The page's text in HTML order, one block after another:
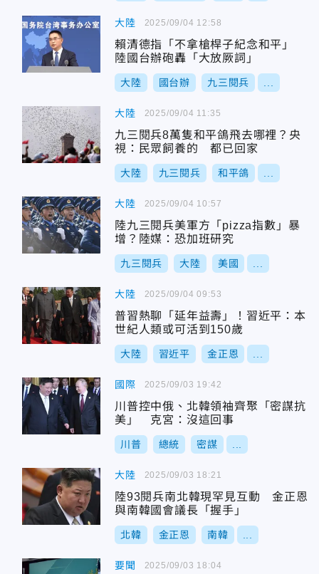
大陸
賴清德指「不拿槍桿子紀念和平」
陸國台辦砲轟「大放厥詞」
大陸 國台辦 九三閱兵
2025/09/04 12:58
大陸
九三閱兵8萬隻和平鴿飛去哪裡？央
視：民眾飼養的 都已回家
大陸 九三閱兵 和平鴿
2025/09/04 11:35
大陸
陸九三閱兵美軍方「pizza指數」暴
增？陸媒：恐加班研究
九三閱兵 大陸 美國
2025/09/04 10:57
大陸
普習熱聊「延年益壽」！習近平：本
世紀人類或可活到150歲
大陸 習近平 金正恩
2025/09/04 09:53
國際
川普控中俄、北韓領袖齊聚「密謀抗
美」 克宮：沒這回事
川普 總統 密謀
2025/09/03 19:42
大陸
陸93閱兵南北韓現罕見互動 金正恩
與南韓國會議長「握手」
北韓 金正恩 南韓
2025/09/03 18:21
要聞 2025/09/03 18:04